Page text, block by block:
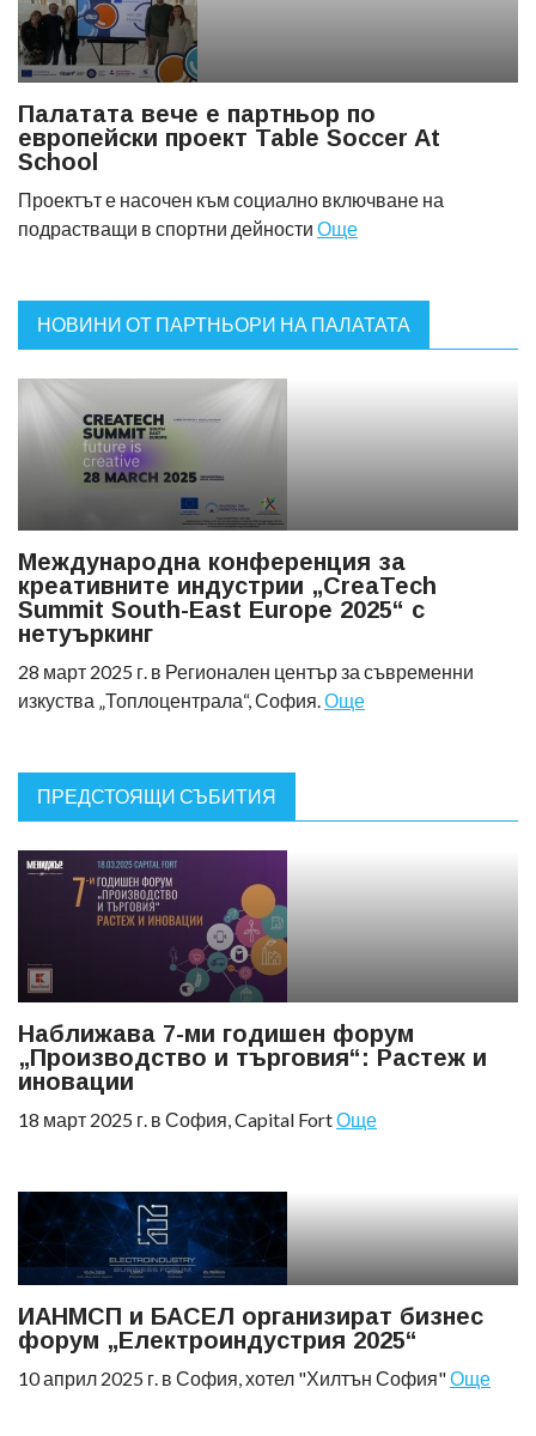
Палатата вече е партньор по
европейски проект Table Soccer At
School
Проектът е насочен към социално включване на
подрастващи в спортни дейности Още
НОВИНИ ОТ ПАРТНЬОРИ НА ПАЛАТАТА
Международна конференция за
креативните индустрии „CreaTech
Summit South-East Europe 2025“ с
нетуъркинг
28 март 2025 г. в Регионален център за съвременни
изкуства „Топлоцентрала“, София.Още
ПРЕДСТОЯЩИ СЪБИТИЯ
Наближава 7-ми годишен форум
„Производство и търговия“: Растеж и
иновации
18 март 2025 г. в София, Capital FortОще
ИАНМСП и БАСЕЛ организират бизнес
форум „Електроиндустрия 2025“
10 април 2025 г. в София, хотел "Хилтън София"Още